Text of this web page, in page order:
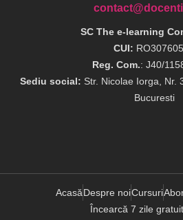
SC The e-learning
CUI:
Reg. Com.: J40/
Sediu social: Str. Nicolae Iorga, Nr.
Bucuresti
AcasăDespre noiCursuri
Încearcă 7 zile gratuit